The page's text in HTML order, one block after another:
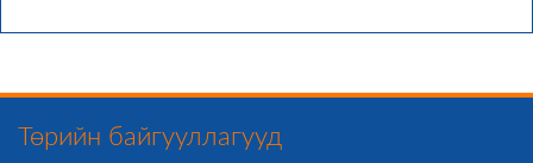
Төрийн байгууллагууд